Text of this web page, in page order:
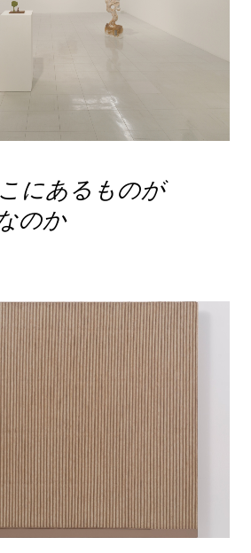
にあるものが
のか